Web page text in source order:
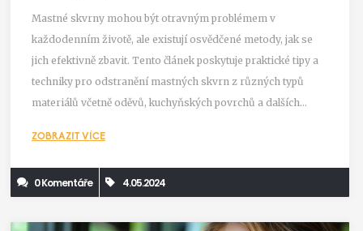
Mastné skvrny mohou být otravným problémem v
každodenním životě, ale existují osvědčené metody, jak se
jich efektivně zbavit. Tento článek poskytuje praktické tipy a
techniky pro odstranění mastných skvrn z různých typů
materiálů včetně oděvů, kuchyňských povrchů a dalších
produkty pro boj proti těmto skvrnám a jak předejít jejich
opětovnému vzniku.
ZOBRAZIT VÍCE
0 Komentáře 4.05.2024